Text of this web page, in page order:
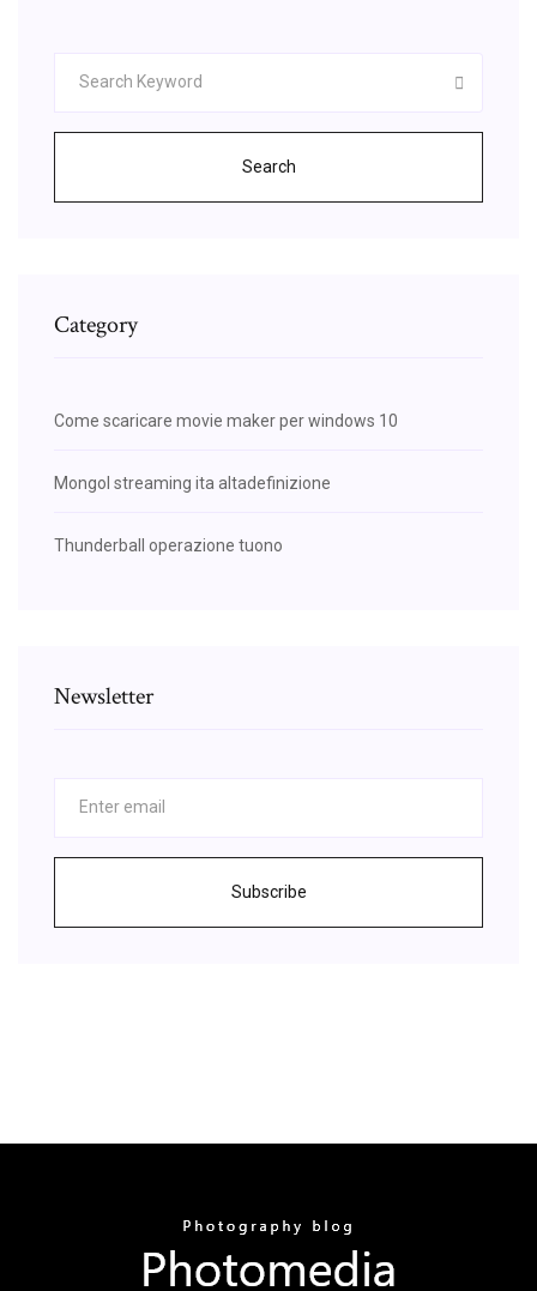
Search
Category
Come scaricare movie maker per windows 10
Mongol streaming ita altadefinizione
Thunderball operazione tuono
Newsletter
Subscribe